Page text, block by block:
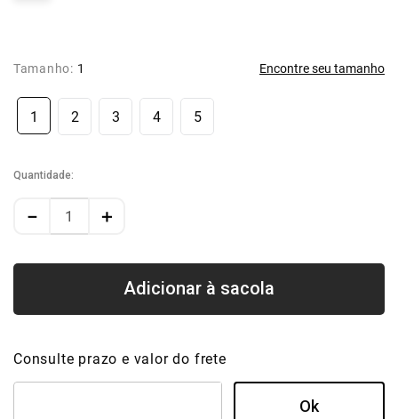
Tamanho: 1 Encontre seu tamanho
1 2 3 4 5
Quantidade
＋
－
Consulte prazo e valor do frete